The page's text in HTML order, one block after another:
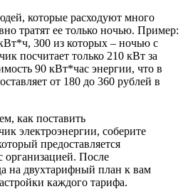
которые расходуют много
тратят ее только ночью. Пример:
300 из которых – ночью с
посчитает только 210 кВт за
90 кВт*час энергии, что в
от 180 до 360 рублей в
как поставить
электроэнергии, соберите
предоставляется
После
на двухтарифный план к вам
каждого тарифа.